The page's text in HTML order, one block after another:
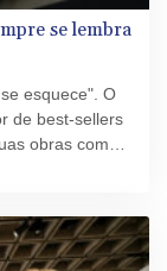
se lembra
esquece". O
de best-sellers
obras com
repórter